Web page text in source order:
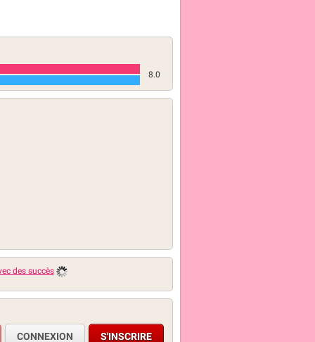
8.0
des succès
CONNEXION S'INSCRIRE